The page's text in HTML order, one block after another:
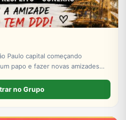
Paulo capital começando
papo e fazer novas amizades
no Grupo